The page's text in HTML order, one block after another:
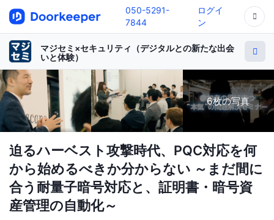
050-5291-
7844
ログイ
ン
マジセミ×セキュリティ（デジタルとの新たな出会
いと体験）
6枚の写真
迫るハーベスト攻撃時代、PQC対応を何
から始めるべきか分からない ～まだ間に
合う耐量子暗号対応と、証明書・暗号資
産管理の自動化～